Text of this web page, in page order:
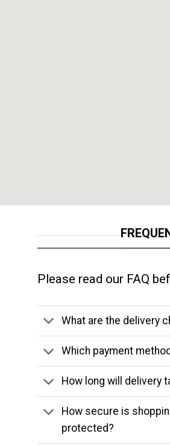
Please read our FAQ
What are the delivery
Which payment
How long will delivery
How secure is
protected?